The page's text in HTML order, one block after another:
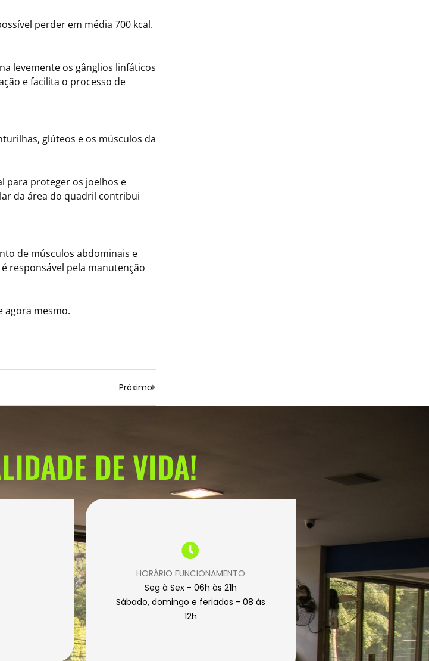
perder em média 700 kcal.
levemente os gânglios linfáticos
e facilita o processo de
glúteos e os músculos da
para proteger os joelhos e
da área do quadril contribui
de músculos abdominais e
responsável pela manutenção
agora mesmo.
Próximo
DE VIDA!
HORÁRIO FUNCIONAMENTO
Seg à Sex - 06h às 21h
Sábado, domingo e feriados - 08 às
12h